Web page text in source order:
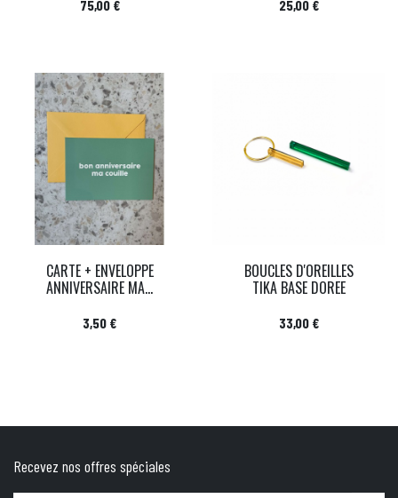
Prix
75,00 € Prix
25,00 €
CARTE + ENVELOPPE
ANNIVERSAIRE MA...
Prix
3,50 €
BOUCLES D'OREILLES
TIKA BASE DOREE
Prix
33,00 €
Recevez nos offres spéciales